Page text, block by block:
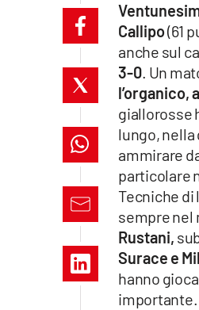
ilvibonese.it
catanzarochannel.it
lacapitalenews.it
Callipo(61
anche sul
3-0. Un
l’organico,
giallorosse
lungo, nella
ammirare
particolare
Tecniche di
sempre nel
Rustani,
Surace e
hanno
importante.